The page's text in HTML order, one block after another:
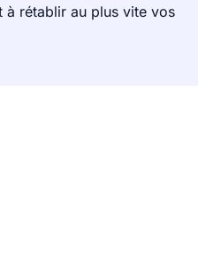
à rétablir au plus vite vos